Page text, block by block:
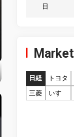
日
日経 トヨタ
三菱
いすゞ